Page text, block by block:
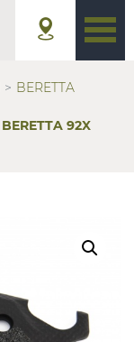
BERETTA
92X